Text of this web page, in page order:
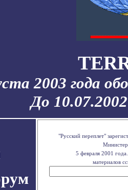
2003 года
До
"Русский переплет"
5 февраля 2001
материалов